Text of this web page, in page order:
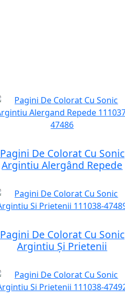
Pagini De Colorat Cu Sonic
Argintiu Alergând Repede
Pagini De Colorat Cu Sonic
Argintiu Și Prietenii